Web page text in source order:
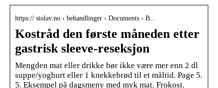
https:// stolav.no › behandlinger › Documents › B…
Kostråd den første måneden etter
gastrisk sleeve-reseksjon
Mengden mat eller drikke bør ikke være mer enn 2 dl
suppe/yoghurt eller 1 knekkebrød til et måltid. Page 5.
5. Eksempel på dagsmeny med myk mat. Frokost.